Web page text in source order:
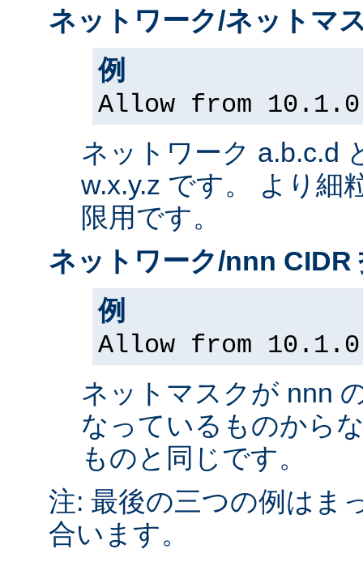
ネットワーク/ネットマ
例
Allow from
ネットワーク a.b.c.d
w.x.y.z です。 より細
限用です。
ネットワーク/nnn CIDR
例
Allow from
ネットマスクが nnn
なっているものから
ものと同じです。
注: 最後の三つの例はま
合います。